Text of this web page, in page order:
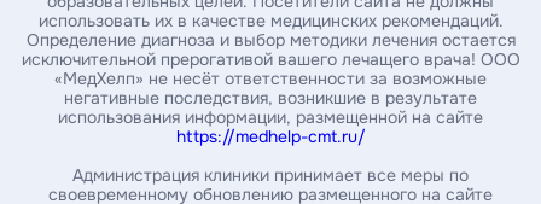
использовать их в качестве медицинских рекомендаций.
Определение диагноза и выбор методики лечения остается
исключительной прерогативой вашего лечащего врача! ООО
«МедХелп» не несёт ответственности за возможные
негативные последствия, возникшие в результате
использования информации, размещенной на сайте
https://medhelp-cmt.ru/
Администрация клиники принимает все меры по
своевременному обновлению размещенного на сайте
Укажите почту, на которую нужно выслать справку*
Введите ваш номер телефона
Заказать справку